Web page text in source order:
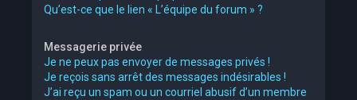
Qu’est-ce que le lien « L’équipe du forum » ?
Messagerie privée
Je ne peux pas envoyer de messages privés !
Je reçois sans arrêt des messages indésirables !
J’ai reçu un spam ou un courriel abusif d’un membre